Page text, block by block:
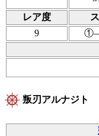
レア度
9
叛刃アルナジト